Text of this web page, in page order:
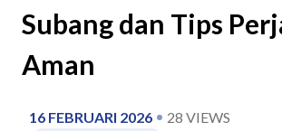
Subang dan Tips
Aman
16 FEBRUARI 2026 28 VIEWS